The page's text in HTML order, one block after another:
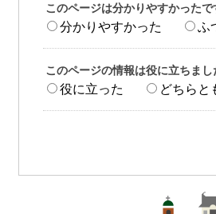
このページは分かりやすかったで
分かりやすかった ふ
このページの情報は役に立ちまし
役に立った どちらと